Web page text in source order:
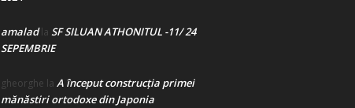
amaladla SF SILUAN ATHONITUL -11/ 24
SEPEMBRIE
gheorghe la A început construcţia primei
mănăstiri ortodoxe din Japonia